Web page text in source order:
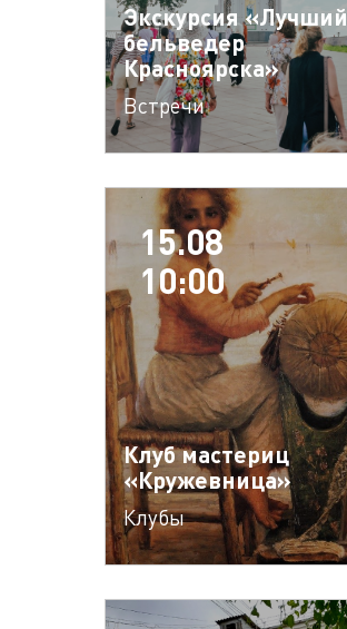
Экскурсия «Лучший
бельведер
Красноярска»
Встречи
15.08
10:00
Клуб мастериц
«Кружевница»
Клубы